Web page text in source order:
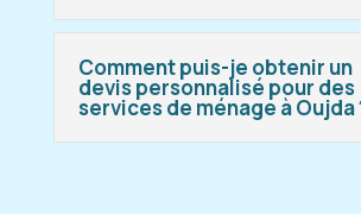
Comment puis-je obtenir un
devis personnalisé pour des
services de ménage à Oujda